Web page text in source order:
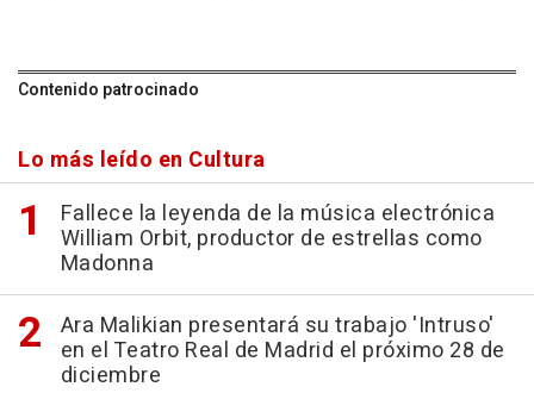
Contenido patrocinado
Lo más leído en Cultura
Fallece la leyenda de la música electrónica
William Orbit, productor de estrellas como
Madonna
Ara Malikian presentará su trabajo 'Intruso'
en el Teatro Real de Madrid el próximo 28 de
diciembre